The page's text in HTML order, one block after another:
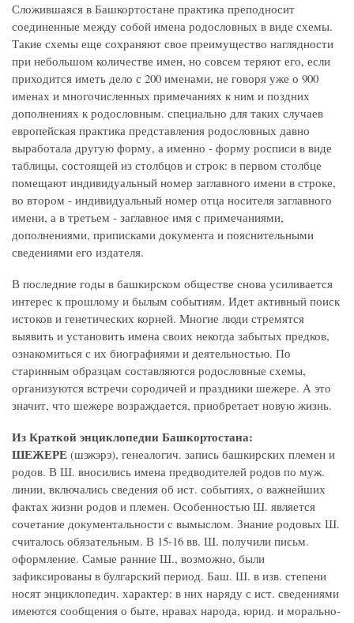
Сложившаяся в Башкортостане практика преподносит
соединенные между собой имена родословных в виде схемы.
Такие схемы еще сохраняют свое преимущество наглядности
при небольшом количестве имен, но совсем теряют его, если
приходится иметь дело с 200 именами, не говоря уже о 900
именах и многочисленных примечаниях к ним и поздних
дополнениях к родословным. специально для таких случаев
европейская практика представления родословных давно
выработала другую форму, а именно - форму росписи в виде
таблицы, состоящей из столбцов и строк: в первом столбце
помещают индивидуальный номер заглавного имени в строке,
во втором - индивидуальный номер отца носителя заглавного
имени, а в третьем - заглавное имя с примечаниями,
дополнениями, приписками документа и пояснительными
сведениями его издателя.
В последние годы в башкирском обществе снова усиливается
интерес к прошлому и былым событиям. Идет активный поиск
истоков и генетических корней. Многие люди стремятся
выявить и установить имена своих некогда забытых предков,
ознакомиться с их биографиями и деятельностью. По
старинным образцам составляются родословные схемы,
организуются встречи сородичей и праздники шежере. А это
значит, что шежере возраждается, приобретает новую жизнь.
Из Краткой энциклопедии Башкортостана:
ШЕЖЕРЕ (шэжэрэ), генеалогич. запись башкирских племен и
родов. В Ш. вносились имена предводителей родов по муж.
линии, включались сведения об ист. событиях, о важнейших
фактах жизни родов и племен. Особенностью Ш. является
сочетание документальности с вымыслом. Знание родовых Ш.
считалось обязательным. В 15-16 вв. Ш. получили письм.
оформление. Самые ранние Ш., возможно, были
зафиксированы в булгарский период. Баш. Ш. в изв. степени
носят энциклопедич. характер: в них наряду с ист. сведениями
имеются сообщения о быте, нравах народа, юрид. и морально-